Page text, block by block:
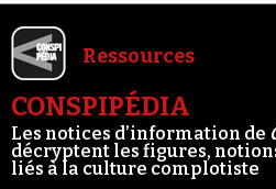
Ressources
CONSPIPÉDIA
Les notices d’information de
décryptent les figures,
liés à la culture complotiste